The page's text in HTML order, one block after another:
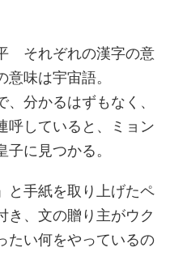
ぞれの漢字の意
味は宇宙語。
分かるはずもなく、
呼していると、ミョン
に見つかる。
と手紙を取り上げたペ
き、文の贈り主がウク
たい何をやっているの